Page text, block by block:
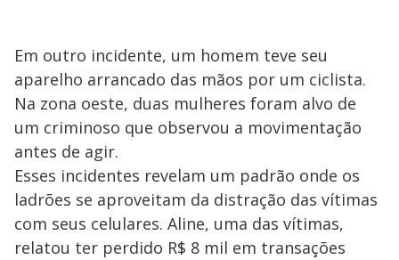
Em outro incidente, um homem teve seu
aparelho arrancado das mãos por um ciclista.
Na zona oeste, duas mulheres foram alvo de
um criminoso que observou a movimentação
antes de agir.
Esses incidentes revelam um padrão onde os
ladrões se aproveitam da distração das vítimas
com seus celulares. Aline, uma das vítimas,
relatou ter perdido R$ 8 mil em transações